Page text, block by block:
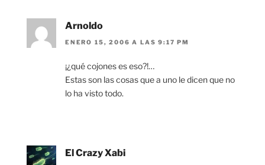
Arnoldo
ENERO 15, 2006 A LAS 9:17 PM
¡¿qué cojones es eso?!…
Estas son las cosas que a uno le dicen que no
lo ha visto todo.
El Crazy Xabi